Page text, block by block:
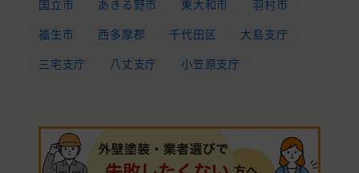
国立市
あきる野市 東大和市
羽村市
福生市
西多摩郡 千代田区
大島支庁
三宅支庁
八丈支庁 小笠原支庁